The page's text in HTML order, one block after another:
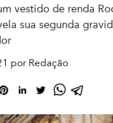
vestido de renda
sua segunda
por Redação